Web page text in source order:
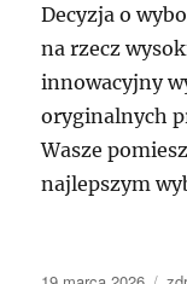
Decyzja o
na rzecz
innowacyjny
oryginalnych
Wasze
najlepszym